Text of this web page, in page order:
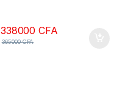
338000CFA
365000CFA